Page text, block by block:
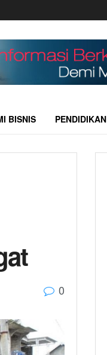
BISNIS PENDIDIKAN
0